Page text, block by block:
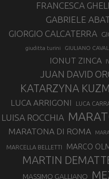
FRANCESCA
GABRIELE
GIORGIO CALCATERRA
giuditta turini GIULIANO
IONUT ZINCA
JUAN DAVID
KATARZYNA
LUCA ARRIGONI LUCA
LUISA ROCCHIA
MARATONA DI ROMA
MARCELLA BELLETTI MARCO
MARTIN
MASSIMO GALLIANO